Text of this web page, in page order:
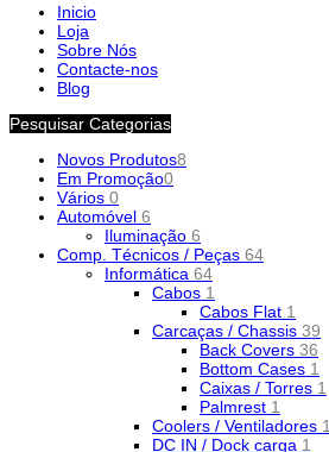
Inicio
Loja
Sobre Nós
Contacte-nos
Blog
Pesquisar Categorias
Novos Produtos8
Em Promoção0
Vários 0
Automóvel 6
Iluminação 6
Comp. Técnicos / Peças 64
Informática 64
Cabos 1
Cabos Flat 1
Carcaças / Chassis 39
Back Covers 36
Bottom Cases 1
Caixas / Torres 1
Palmrest 1
Coolers / Ventiladores 1
DC IN / Dock carga 1